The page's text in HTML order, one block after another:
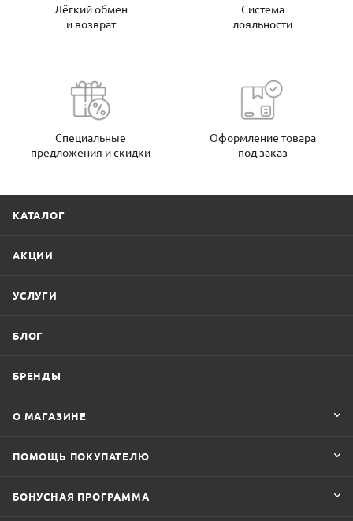
Лёгкий обмен
и возврат
Система
лояльности
Специальные
предложения и скидки
Оформление товара
под заказ
КАТАЛОГ
АКЦИИ
УСЛУГИ
БЛОГ
БРЕНДЫ
О МАГАЗИНЕ
ПОМОЩЬ ПОКУПАТЕЛЮ
БОНУСНАЯ ПРОГРАММА